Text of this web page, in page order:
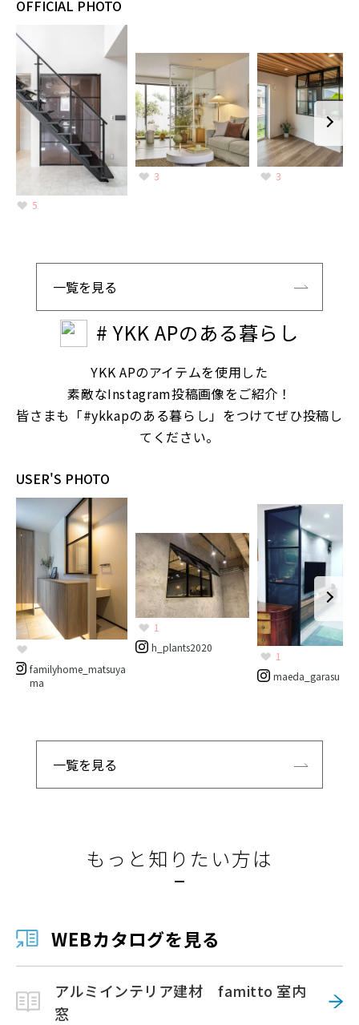
OFFICIAL PHOTO
5
3 3
一覧を見る
# YKK APのある暮らし
YKK APのアイテムを使用した
素敵なInstagram投稿画像をご紹介！
皆さまも「#ykkapのある暮らし」をつけてぜひ投稿し
てください。
USER'S PHOTO
familyhome_matsuya
ma
1
h_plants2020
1
maeda_garasu
一覧を見る
もっと知りたい方は
WEBカタログを見る
アルミインテリア建材 famitto 室内
窓